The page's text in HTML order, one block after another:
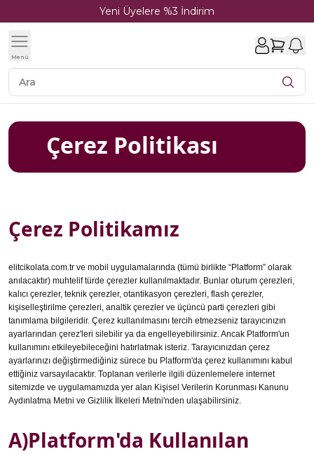
Yeni Üyelere %3 İndirim
Menü
Çerez Politikası
Çerez Politikamız
elitcikolata.com.tr ve mobil uygulamalarında (tümü birlikte “Platform” olarak
anılacaktır) muhtelif türde çerezler kullanılmaktadır. Bunlar oturum çerezleri,
kalıcı çerezler, teknik çerezler, otantikasyon çerezleri, flash çerezler,
kişiselleştirilme çerezleri, analtik çerezler ve üçüncü parti çerezleri gibi
tanımlama bilgileridir. Çerez kullanılmasını tercih etmezseniz tarayıcınızın
ayarlarından çerez'leri silebilir ya da engelleyebilirsiniz. Ancak Platform'un
kullanımını etkileyebileceğini hatırlatmak isteriz. Tarayıcınızdan çerez
ayarlarınızı değiştirmediğiniz sürece bu Platform'da çerez kullanımını kabul
ettiğiniz varsayılacaktır. Toplanan verilerle ilgili düzenlemelere internet
sitemizde ve uygulamamızda yer alan Kişisel Verilerin Korunması Kanunu
Aydınlatma Metni ve Gizlilik İlkeleri Metni'nden ulaşabilirsiniz.
A)Platform'da Kullanılan